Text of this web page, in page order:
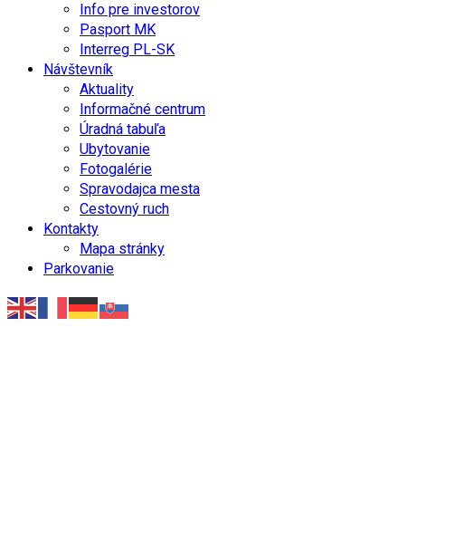
Info pre investorov
Pasport MK
Interreg PL-SK
Návštevník
Aktuality
Informačné centrum
Úradná tabuľa
Ubytovanie
Fotogalérie
Spravodajca mesta
Cestovný ruch
Kontakty
Mapa stránky
Parkovanie